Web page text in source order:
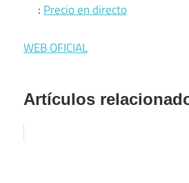
: Precio en directo
WEB OFICIAL
Artículos